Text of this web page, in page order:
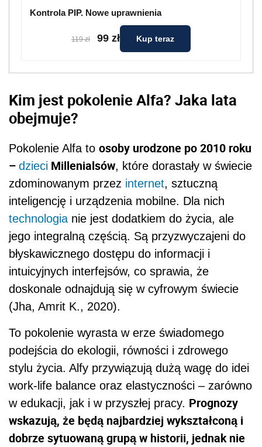
Kontrola PIP. Nowe uprawnienia
119 zł 99 zł Kup teraz
Kim jest pokolenie Alfa? Jaka lata
obejmuje?
Pokolenie Alfa to osoby urodzone po 2010 roku
– dzieci Millenialsów, które dorastały w świecie
zdominowanym przez internet, sztuczną
inteligencję i urządzenia mobilne. Dla nich
technologia nie jest dodatkiem do życia, ale
jego integralną częścią. Są przyzwyczajeni do
błyskawicznego dostępu do informacji i
intuicyjnych interfejsów, co sprawia, że
doskonale odnajdują się w cyfrowym świecie
(Jha, Amrit K., 2020).
To pokolenie wyrasta w erze świadomego
podejścia do ekologii, równości i zdrowego
stylu życia. Alfy przywiązują dużą wagę do idei
work-life balance oraz elastyczności – zarówno
w edukacji, jak i w przyszłej pracy. Prognozy
wskazują, że będą najbardziej wykształconą i
dobrze sytuowaną grupą w historii, jednak nie